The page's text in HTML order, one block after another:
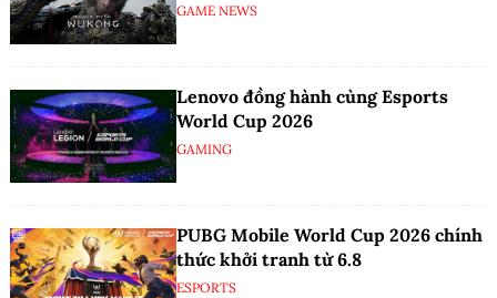
GAME NEWS
Lenovo đồng hành cùng Esports
World Cup 2026
GAMING
PUBG Mobile World Cup 2026 chính
thức khởi tranh từ 6.8
ESPORTS